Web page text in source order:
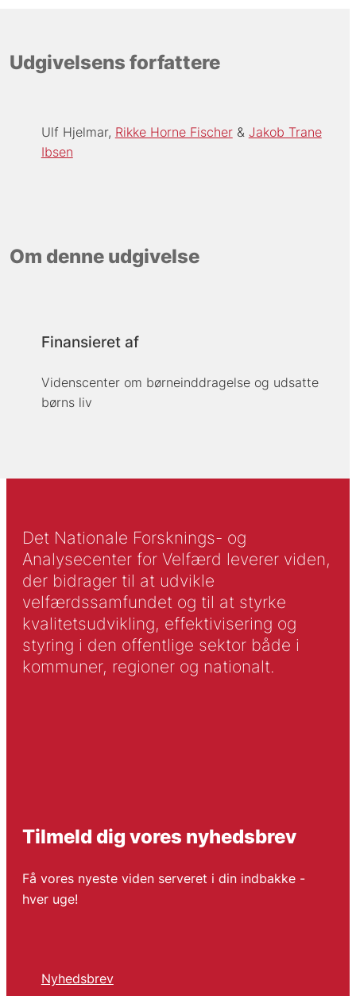
Udgivelsens forfattere
Ulf Hjelmar Rikke Horne Fischer
Jakob Trane
Ibsen
Om denne udgivelse
Finansieret af
Videnscenter om børneinddragelse og udsatte
børns liv
Det Nationale Forsknings- og
Analysecenter for Velfærd leverer viden,
der bidrager til at udvikle
velfærdssamfundet og til at styrke
kvalitetsudvikling, effektivisering og
styring i den offentlige sektor både i
kommuner, regioner og nationalt.
Tilmeld dig vores nyhedsbrev
Få vores nyeste viden serveret i din indbakke -
hver uge!
Nyhedsbrev